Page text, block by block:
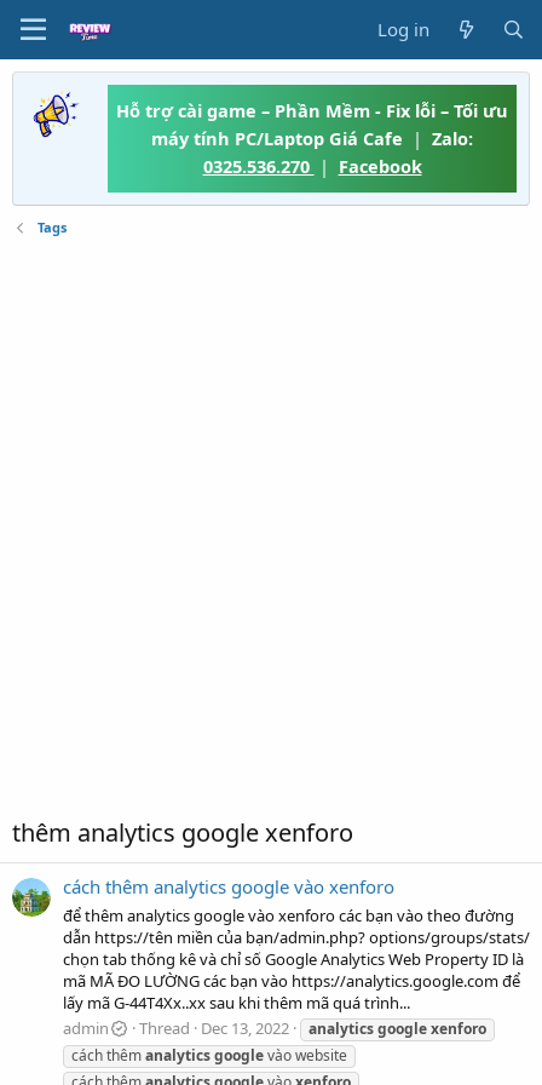
Log in
Hỗ trợ cài game – Phần Mềm - Fix lỗi – Tối ưu
máy tính PC/Laptop Giá Cafe | Zalo:
0325.536.270 | Facebook
Tags
thêm analytics google xenforo
cách thêm analytics google vào xenforo
để thêm analytics google vào xenforo các bạn vào theo đường
dẫn https://tên miền của bạn/admin.php? options/groups/stats/
chọn tab thống kê và chỉ số Google Analytics Web Property ID là
mã MÃ ĐO LƯỜNG các bạn vào https://analytics.google.com để
lấy mã G-44T4Xx..xx sau khi thêm mã quá trình...
admin
Thread Dec 13, 2022 analyticsgooglexenforo
cách thêmanalyticsgooglevào website